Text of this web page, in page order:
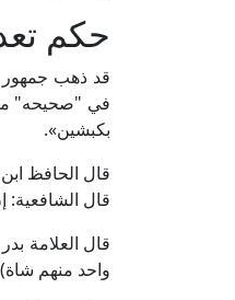
حكم
قد ذهب جمهور
في "صحيحه"
بكبشين».
قال الشافعية:
واحد منهم